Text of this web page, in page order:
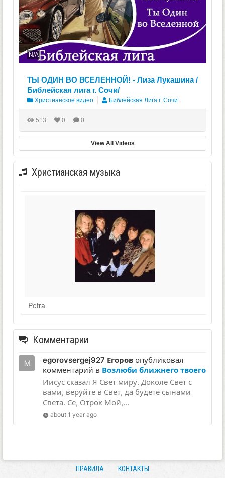
N/A
ТЫ ОДИН ВО ВСЕЛЕННОЙ! - Лиза Лукашина /
Библейская лига г. Сочи/
Христианское видео Библейская Лига г. Сочи
513 0 0
View All Videos
Христианская музыка
Petra
Комментарии
egorovsergej927 Егоров опубликовал
комментарий в Возлюби ближнего твоего
Иисус сказал Я Свет миру. Доколе Свет с
вами, веруйте в Свет, да будете сынами
Света. Се, Отрок Мой,...
about 1 year ago
ПРАВИЛА КОНТАКТЫ